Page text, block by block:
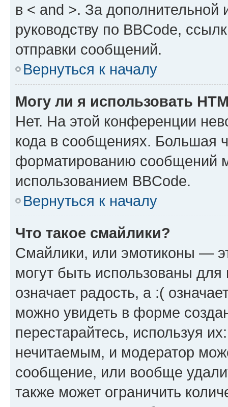
в < and >. За
руководству по BBCode,
отправки сообщений.
Вернуться к началу
Могу ли я использовать
Нет. На этой конференции
кода в сообщениях. Большая
форматированию сообщений
использованием BBCode.
Вернуться к началу
Что такое смайлики?
Смайлики, или эмотиконы —
могут быть использованы
означает радость, а :(
можно увидеть в форме
перестарайтесь, используя
нечитаемым, и модератор
сообщение, или вообще
также может ограничить